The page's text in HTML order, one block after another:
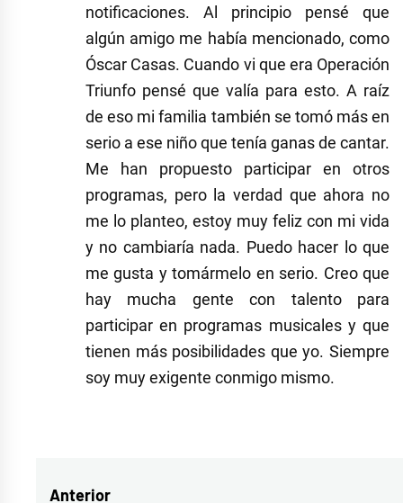
notificaciones. Al principio pensé que
algún amigo me había mencionado, como
Óscar Casas. Cuando vi que era Operación
Triunfo pensé que valía para esto. A raíz
de eso mi familia también se tomó más en
serio a ese niño que tenía ganas de cantar.
Me han propuesto participar en otros
programas, pero la verdad que ahora no
me lo planteo, estoy muy feliz con mi vida
y no cambiaría nada. Puedo hacer lo que
me gusta y tomármelo en serio. Creo que
hay mucha gente con talento para
participar en programas musicales y que
tienen más posibilidades que yo. Siempre
soy muy exigente conmigo mismo.
Álvaro
Anterior